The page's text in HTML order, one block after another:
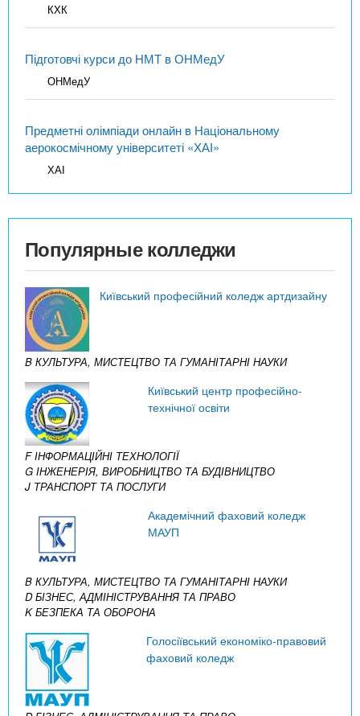
КХК
Підготовчі курси до НМТ в ОНМедУ
ОНМедУ
Предметні олімпіади онлайн в Національному
аерокосмічному університеті «ХАІ»
ХАІ
Популярные колледжи
Київський професійний коледж артдизайну
B КУЛЬТУРА, МИСТЕЦТВО ТА ГУМАНІТАРНІ НАУКИ
Київський центр професійно-
технічної освіти
F ІНФОРМАЦІЙНІ ТЕХНОЛОГІЇ
G ІНЖЕНЕРІЯ, ВИРОБНИЦТВО ТА БУДІВНИЦТВО
J ТРАНСПОРТ ТА ПОСЛУГИ
Академічний фаховий коледж
МАУП
B КУЛЬТУРА, МИСТЕЦТВО ТА ГУМАНІТАРНІ НАУКИ
D БІЗНЕС, АДМІНІСТРУВАННЯ ТА ПРАВО
K БЕЗПЕКА ТА ОБОРОНА
Голосіївський економіко-правовий
фаховий коледж